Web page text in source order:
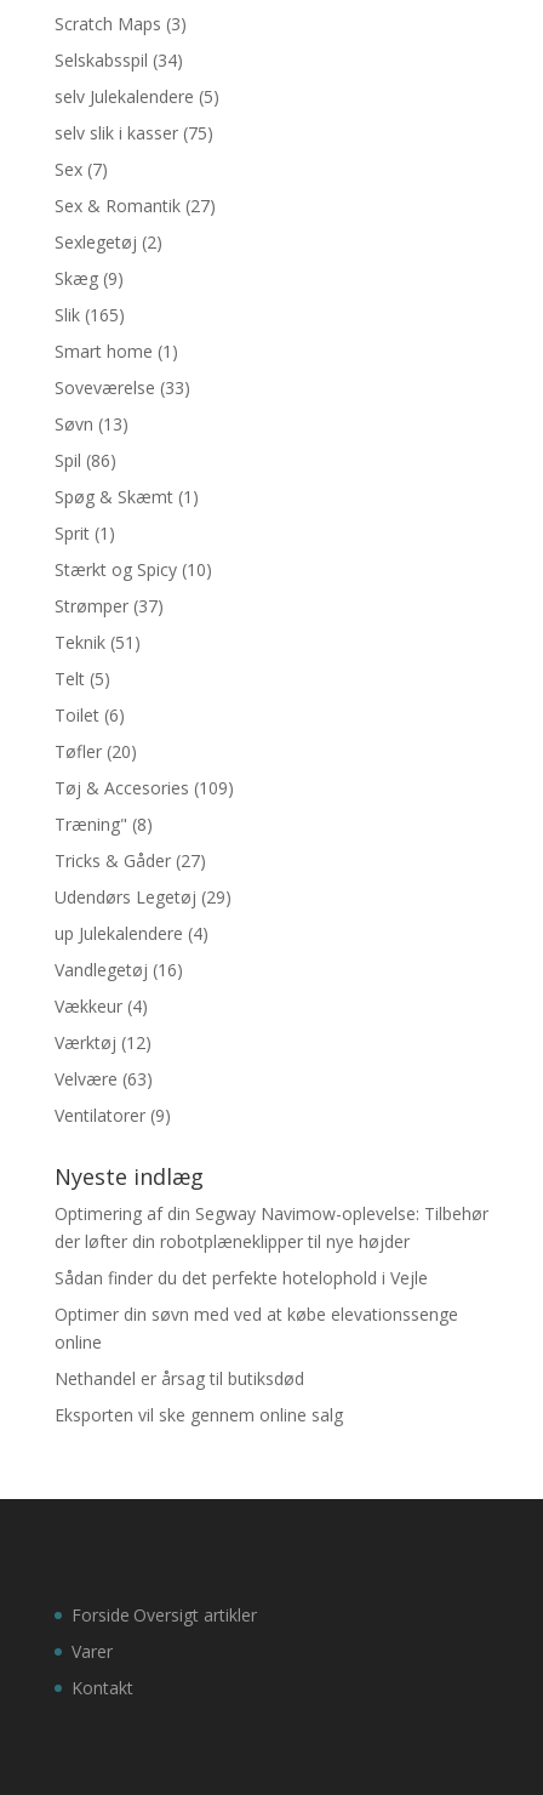
Scratch Maps (3)
Selskabsspil (34)
selv Julekalendere (5)
selv slik i kasser (75)
Sex (7)
Sex & Romantik (27)
Sexlegetøj (2)
Skæg (9)
Slik (165)
Smart home (1)
Soveværelse (33)
Søvn (13)
Spil (86)
Spøg & Skæmt (1)
Sprit (1)
Stærkt og Spicy (10)
Strømper (37)
Teknik (51)
Telt (5)
Toilet (6)
Tøfler (20)
Tøj & Accesories (109)
Træning" (8)
Tricks & Gåder (27)
Udendørs Legetøj (29)
up Julekalendere (4)
Vandlegetøj (16)
Vækkeur (4)
Værktøj (12)
Velvære (63)
Ventilatorer (9)
Nyeste indlæg
Optimering af din Segway Navimow-oplevelse: Tilbehør
der løfter din robotplæneklipper til nye højder
Sådan finder du det perfekte hotelophold i Vejle
Optimer din søvn med ved at købe elevationssenge
online
Nethandel er årsag til butiksdød
Eksporten vil ske gennem online salg
Forside
Varer
Kontakt
Oversigt artikler